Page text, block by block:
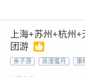
上海+苏州+杭州
团游
亲子游 浪漫蜜月 康